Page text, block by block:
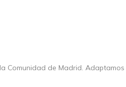
Comunidad de Madrid.